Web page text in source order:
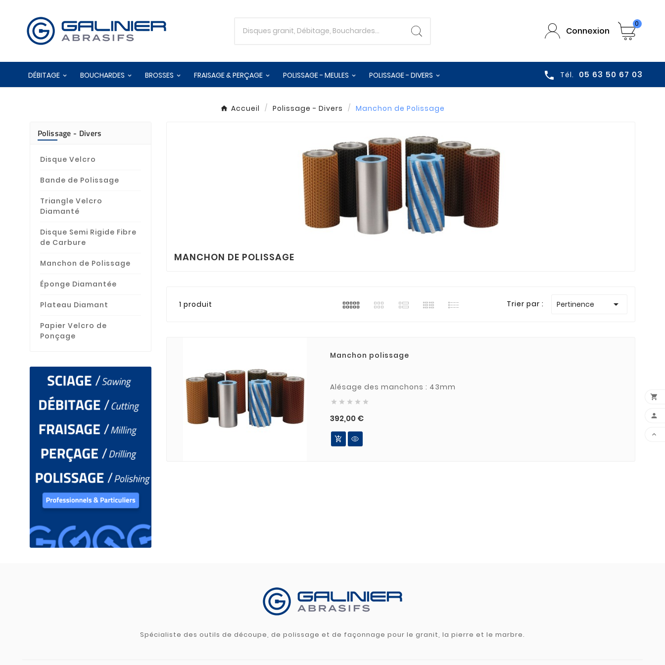
Connexion
0
DÉBITAGE BOUCHARDES BROSSES FRAISAGE & PERÇAGE POLISSAGE - MEULES POLISSAGE - DIVERS  Tél. 05 63 50 67 03
Accueil Polissage - Divers Manchon de Polissage
Polissage - Divers
Disque Velcro
Bande de Polissage
Triangle Velcro
Diamanté
Disque Semi Rigide Fibre
de Carbure
Manchon de Polissage
Éponge Diamantée
Plateau Diamant
Papier Velcro de
Ponçage
MANCHON DE POLISSAGE
1 produit Trier par : Pertinence 
Manchon polissage
Alésage des manchons : 43mm
    
392,00 €Prix

Spécialiste des outils de découpe, de polissage et de façonnage pour le granit, la pierre et le marbre.


